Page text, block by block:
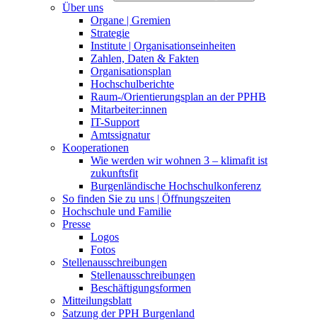
Über uns
Organe | Gremien
Strategie
Institute | Organisationseinheiten
Zahlen, Daten & Fakten
Organisationsplan
Hochschulberichte
Raum-/Orientierungsplan an der PPHB
Mitarbeiter:innen
IT-Support
Amtssignatur
Kooperationen
Wie werden wir wohnen 3 – klimafit ist
zukunftsfit
Burgenländische Hochschulkonferenz
So finden Sie zu uns | Öffnungszeiten
Hochschule und Familie
Presse
Logos
Fotos
Stellenausschreibungen
Stellenausschreibungen
Beschäftigungsformen
Mitteilungsblatt
Satzung der PPH Burgenland